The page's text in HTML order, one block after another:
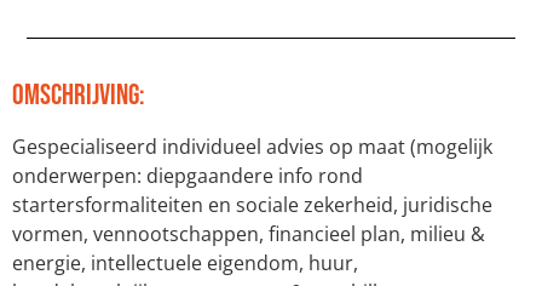
Omschrijving:
Gespecialiseerd individueel advies op maat (mogelijk
onderwerpen: diepgaandere info rond
startersformaliteiten en sociale zekerheid, juridische
vormen, vennootschappen, financieel plan, milieu &
energie, intellectuele eigendom, huur,